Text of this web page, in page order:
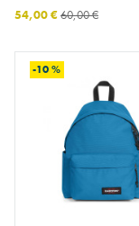
54,00 €60,00 €
-10 %